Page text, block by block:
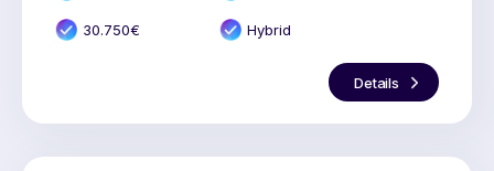
30.750€ Hybrid
Details